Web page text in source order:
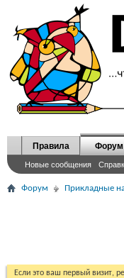
Правила Форум
Новые сообщения
Форум Прикладные
Если это ваш первый визит,